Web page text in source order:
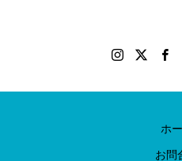
ホ
お問